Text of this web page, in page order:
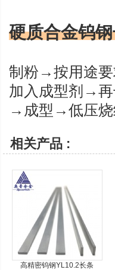
硬质合金钨
制粉→按用途
加入成型剂→
→成型→低压
相关产品 :
高精密钨钢YL10.2长条